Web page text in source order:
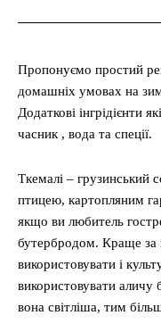
Пропонуємо простий
домашніх умовах на
Додаткові інгрідієнти
часник , вода та спеції.
Ткемалі – грузинський
птицею, картопляним
якщо ви любитель
бутербродом. Краще за
використовувати і
використовувати аличу
вона світліша, тим